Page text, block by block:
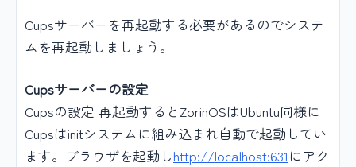
Cupsサーバーを再起動する必要があるのでシステ
ムを再起動しましょう。
Cupsサーバーの設定
Cupsの設定 再起動するとZorinOSはUbuntu同様に
Cupsはinitシステムに組み込まれ自動で起動してい
ます。ブラウザを起動しhttp://localhost:631 にアク